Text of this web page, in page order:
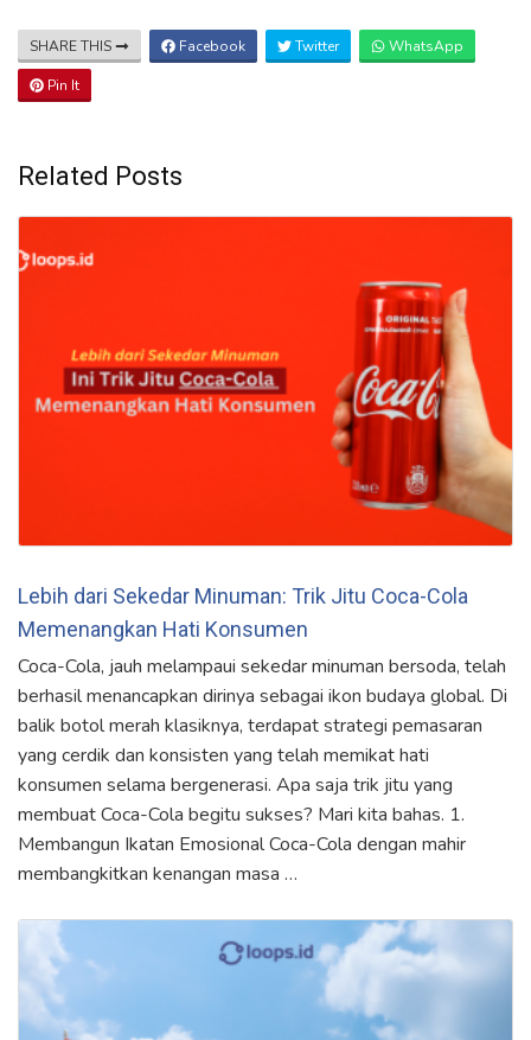
SHARE THIS Facebook Twitter WhatsApp
Pin It
Related Posts
Lebih dari Sekedar Minuman: Trik Jitu Coca-Cola
Memenangkan Hati Konsumen
Coca-Cola, jauh melampaui sekedar minuman bersoda, telah
berhasil menancapkan dirinya sebagai ikon budaya global. Di
balik botol merah klasiknya, terdapat strategi pemasaran
yang cerdik dan konsisten yang telah memikat hati
konsumen selama bergenerasi. Apa saja trik jitu yang
membuat Coca-Cola begitu sukses? Mari kita bahas. 1.
Membangun Ikatan Emosional Coca-Cola dengan mahir
membangkitkan kenangan masa …